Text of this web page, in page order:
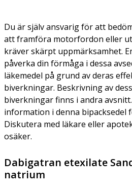
Du är själv ansvarig för att
att framföra motorfordon eller
kräver skärpt uppmärksamhet.
påverka din förmåga i dessa
läkemedel på grund av deras
biverkningar. Beskrivning av
biverkningar finns i andra
information i denna bipacksedel
Diskutera med läkare eller
osäker.
Dabigatran etexilate
natrium